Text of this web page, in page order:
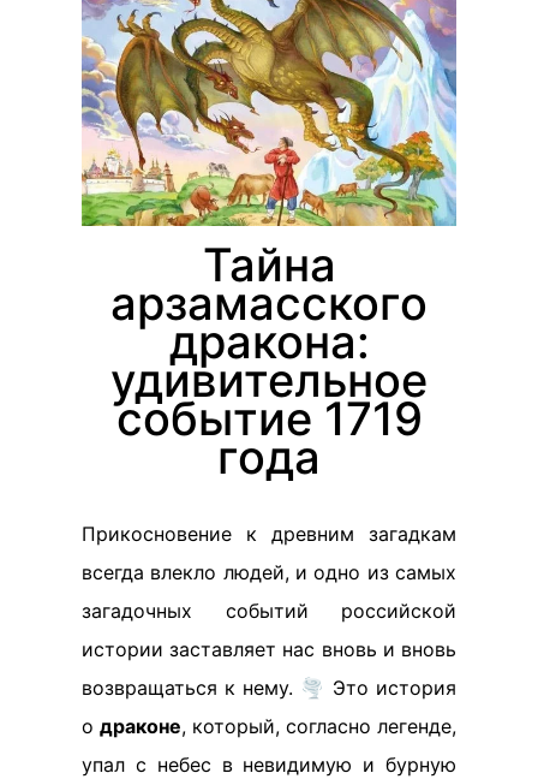
Тайна
арзамасского
дракона:
удивительное
событие 1719
года
Прикосновение к древним загадкам
всегда влекло людей, и одно из самых
загадочных событий российской
истории заставляет нас вновь и вновь
возвращаться к нему. 🌪️ Это история
о драконе, который, согласно легенде,
упал с небес в невидимую и бурную